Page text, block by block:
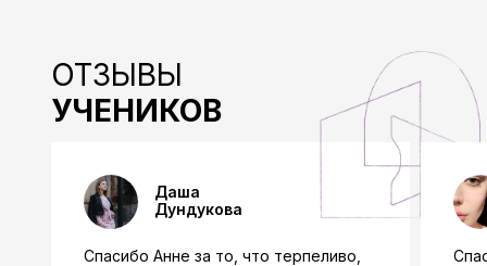
ОТЗЫВЫ
УЧЕНИКОВ
Спасибо Анне за то, что терпеливо,
Даша
Дундукова